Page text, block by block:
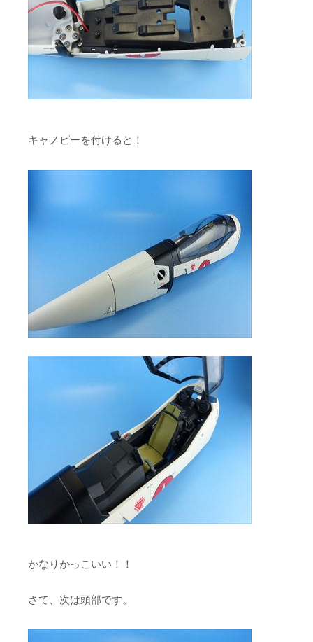
キャノピーを付けると！
かなりかっこいい！！
さて、次は頭部です。